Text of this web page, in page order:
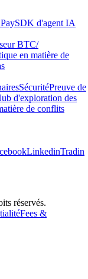
SDK d'agent IA
BTC/
en matière de
SécuritéPreuve de
d'exploration des
de conflits
LinkedinTradin
réservés.
Fees &